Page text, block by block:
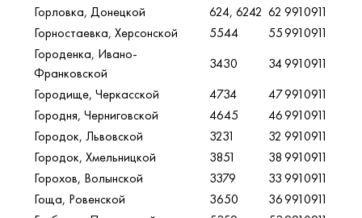
Горловка, Донецкой
624, 6242 62 9910911
Горностаевка, Херсонской
5544 559910911
Городенка, Ивано-
Франковской
3430 349910911
Городище, Черкасской
4734 479910911
Городня, Черниговской
4645 469910911
Городок, Львовской
3231 32 9910911
Городок, Хмельницкой
3851 389910911
Горохов, Волынской
3379 339910911
Гоща, Ровенской
3650 369910911